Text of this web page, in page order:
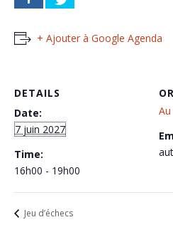
+ Ajouter à Google Agenda
DETAILS
Date:
7 juin 2027
Time:
16h00 - 19h00
Jeu d’échecs